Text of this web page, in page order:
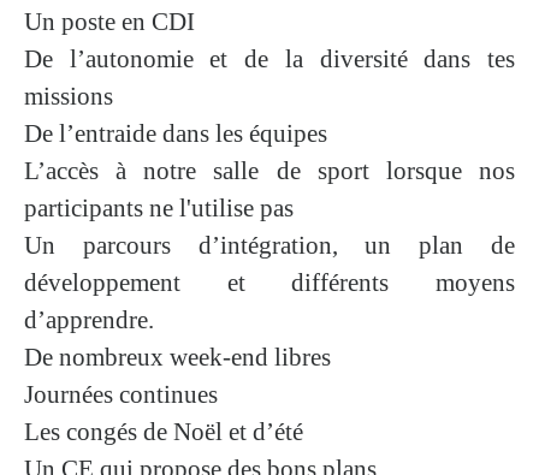
Un poste en CDI
De l’autonomie et de la diversité dans tes
missions
De l’entraide dans les équipes
L’accès à notre salle de sport lorsque nos
participants ne l'utilise pas
Un parcours d’intégration, un plan de
développement et différents moyens
d’apprendre.
De nombreux week-end libres
Journées continues
Les congés de Noël et d’été
Un CE qui propose des bons plans